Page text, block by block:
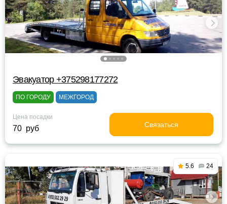
Эвакуатор +375298177272
ПО ГОРОДУ МЕЖГОРОД
Цена посадки
70 руб Связаться
5.6 24